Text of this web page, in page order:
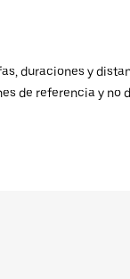
duraciones y
de referencia y no